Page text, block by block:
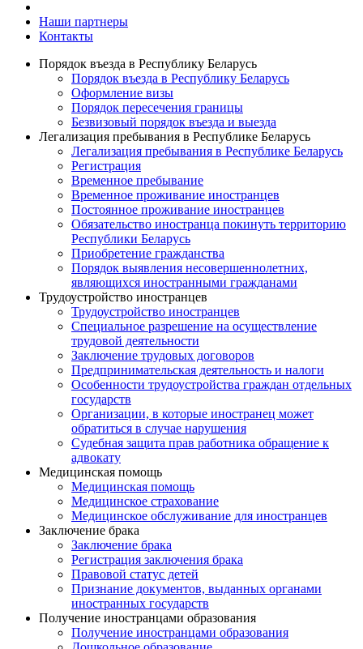
Наши партнеры
Контакты
Порядок въезда в Республику Беларусь
Порядок въезда в Республику Беларусь
Оформление визы
Порядок пересечения границы
Безвизовый порядок въезда и выезда
Легализация пребывания в Республике Беларусь
Легализация пребывания в Республике Беларусь
Регистрация
Временное пребывание
Временное проживание иностранцев
Постоянное проживание иностранцев
Обязательство иностранца покинуть территорию
Республики Беларусь
Приобретение гражданства
Порядок выявления несовершеннолетних,
являющихся иностранными гражданами
Трудоустройство иностранцев
Трудоустройство иностранцев
Специальное разрешение на осуществление
трудовой деятельности
Заключение трудовых договоров
Предпринимательская деятельность и налоги
Особенности трудоустройства граждан отдельных
государств
Организации, в которые иностранец может
обратиться в случае нарушения
Судебная защита прав работника обращение к
адвокату
Медицинская помощь
Медицинская помощь
Медицинское страхование
Медицинское обслуживание для иностранцев
Заключение брака
Заключение брака
Регистрация заключения брака
Правовой статус детей
Признание документов, выданных органами
иностранных государств
Получение иностранцами образования
Получение иностранцами образования